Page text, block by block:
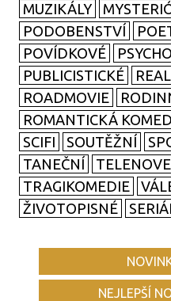
MUZIKÁLY
PODOBENSTVÍ
POVÍDKOVÉ
PUBLICISTICKÉ
ROADMOVIE
ROMANTICKÁ
SCIFI
SOUTĚŽNÍ
TANEČNÍ
TRAGIKOMEDIE
ŽIVOTOPISNÉ
NEJLEPŠÍ